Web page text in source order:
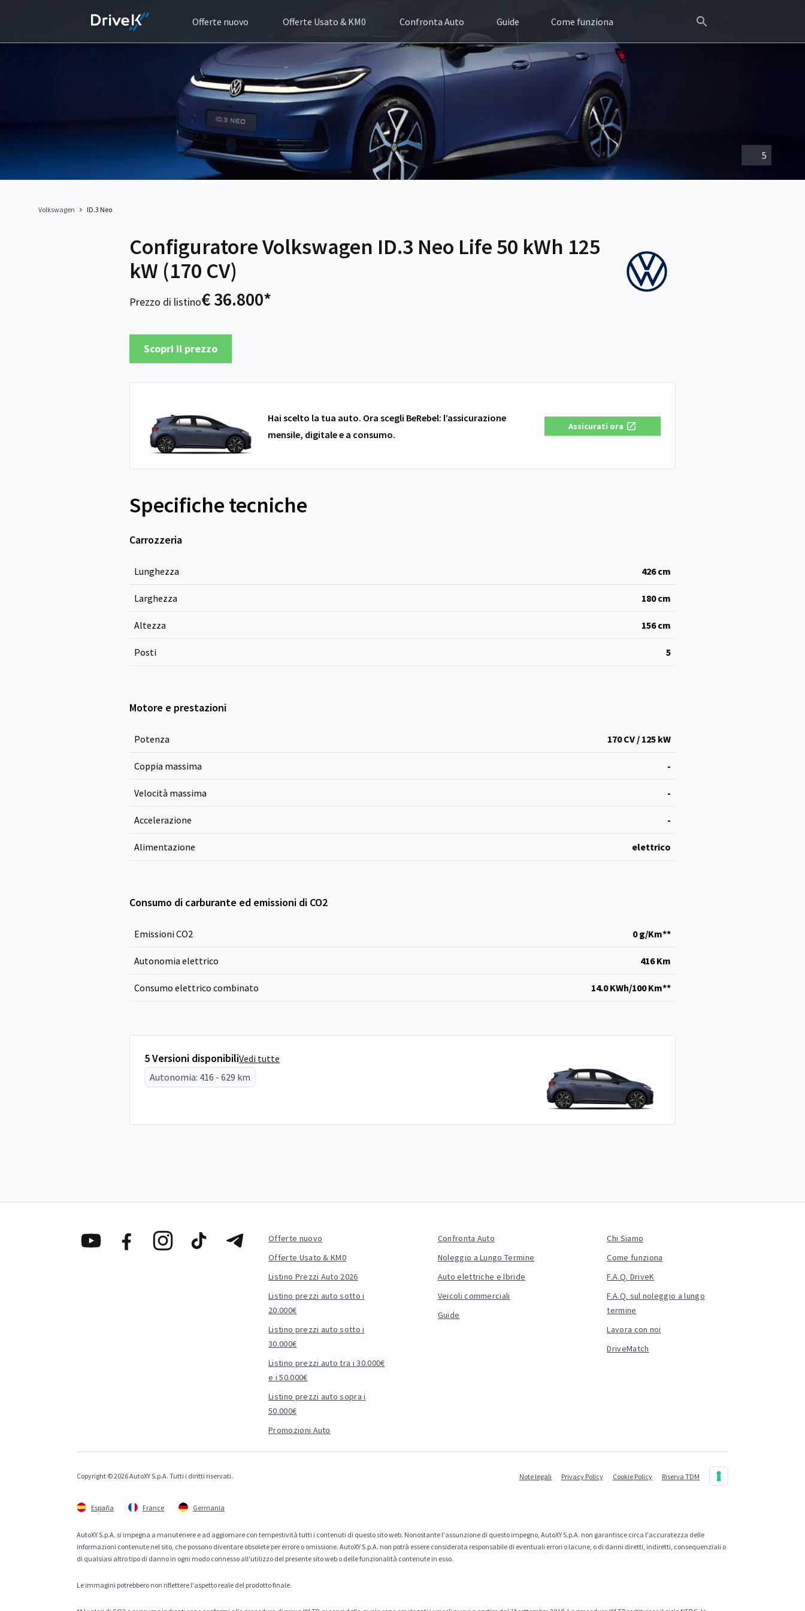
Offerte nuovo Offerte Usato & KM0 Confronta Auto Guide Come funziona
5
Volkswagen ID.3 Neo
Configuratore Volkswagen ID.3 Neo Life 50 kWh 125
kW (170 CV)
Prezzo di listino€ 36.800*
Scopri il prezzo
Hai scelto la tua auto. Ora scegli BeRebel: l’assicurazione
mensile, digitale e a consumo.
Assicurati ora
Specifiche tecniche
Carrozzeria
Lunghezza 426cm
Larghezza 180cm
Altezza 156cm
Posti 5
Motore e prestazioni
Potenza 170 CV / 125 kW
Coppia massima -
Velocità massima -
Accelerazione -
Alimentazione elettrico
Consumo di carburante ed emissioni di CO2
Emissioni CO2 0 g/Km**
Autonomia elettrico 416 Km
Consumo elettrico combinato 14.0 KWh/100 Km**
5 Versioni disponibiliVedi tutte
Autonomia: 416 - 629 km
Offerte nuovo
Offerte Usato & KM0
Listino Prezzi Auto 2026
Listino prezzi auto sotto i
20.000€
Listino prezzi auto sotto i
30.000€
Listino prezzi auto tra i 30.000€
e i 50.000€
Listino prezzi auto sopra i
50.000€
Promozioni Auto
Confronta Auto
Noleggio a Lungo Termine
Auto elettriche e Ibride
Veicoli commerciali
Guide
Chi Siamo
Come funziona
F.A.Q. DriveK
F.A.Q. sul noleggio a lungo
termine
Lavora con noi
DriveMatch
Copyright © 2026 AutoXY S.p.A. Tutti i diritti riservati. Note legali Privacy Policy Cookie Policy Riserva TDM
España France Germania
AutoXY S.p.A. si impegna a manutenere e ad aggiornare con tempestività tutti i contenuti di questo sito web. Nonostante l'assunzione di questo impegno, AutoXY S.p.A. non garantisce circa l'accuratezza delle
informazioni contenute nel sito, che possono diventare obsolete per errore o omissione. AutoXY S.p.A. non potrà essere considerata responsabile di eventuali errori o lacune, o di danni diretti, indiretti, consequenziali o
di qualsiasi altro tipo di danno in ogni modo connesso all'utilizzo del presente sito web o delle funzionalità contenute in esso.
Le immagini potrebbero non riflettere l'aspetto reale del prodotto finale.